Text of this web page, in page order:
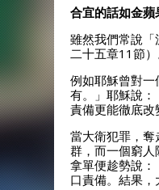
合宜的話如金蘋
雖然我們常說
二十五章11節
例如耶穌曾對
有。」耶穌說
責備更能徹底改
當大衛犯罪，
群，而一個窮人
拿單便趁勢說
口責備。結果，